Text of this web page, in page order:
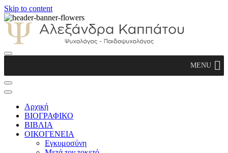
Skip to content
Παιδοψυχολόγος
MENU
Αρχική
ΒΙΟΓΡΑΦΙΚΟ
ΒΙΒΛΙΑ
ΟΙΚΟΓΕΝΕΙΑ
Εγκυμοσύνη